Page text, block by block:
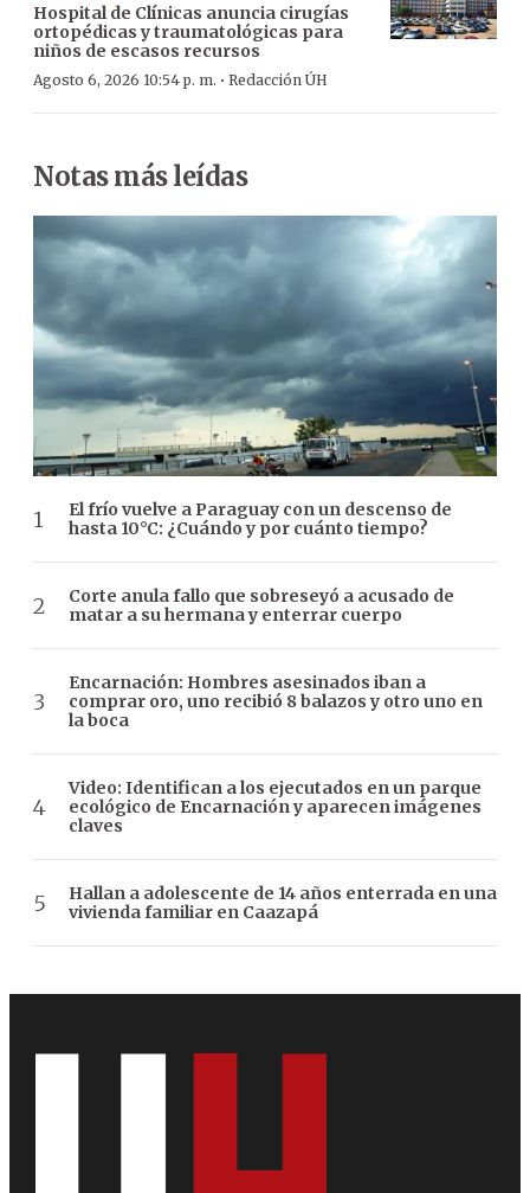
Hospital de Clínicas anuncia cirugías
ortopédicas y traumatológicas para
niños de escasos recursos
Agosto 6, 2026 10:54 p. m. · Redacción ÚH
Notas más leídas
El frío vuelve a Paraguay con un descenso de
hasta 10°C: ¿Cuándo y por cuánto tiempo?
Corte anula fallo que sobreseyó a acusado de
matar a su hermana y enterrar cuerpo
Encarnación: Hombres asesinados iban a
comprar oro, uno recibió 8 balazos y otro uno en
la boca
Video: Identifican a los ejecutados en un parque
ecológico de Encarnación y aparecen imágenes
claves
Hallan a adolescente de 14 años enterrada en una
vivienda familiar en Caazapá